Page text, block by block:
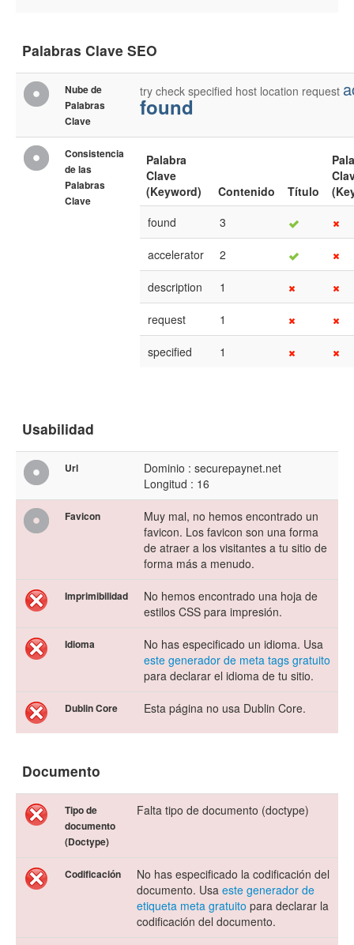
Palabras Clave SEO
Nube de
Palabras
Clave
try check specified host location request
found
Consistencia
de las
Palabras
Clave
Palabra
Clave
(Keyword)
Contenido Título
found
3
accelerator 2
description 1
request 1
specified 1
Usabilidad
Url
Dominio : securepaynet.net
Longitud : 16
Favicon
Muy mal, no hemos encontrado un
favicon. Los favicon son una forma
de atraer a los visitantes a tu sitio de
forma más a menudo.
Imprimibilidad
No hemos encontrado una hoja de
estilos CSS para impresión.
Idioma
No has especificado un idioma. Usa
este generador de meta tags gratuito
para declarar el idioma de tu sitio.
Dublin Core Esta página no usa Dublin Core.
Documento
Tipo de
documento
(Doctype)
Falta tipo de documento (doctype)
Codificación
No has especificado la codificación del
documento. Usa este generador de
etiqueta meta gratuito para declarar la
codificación del documento.